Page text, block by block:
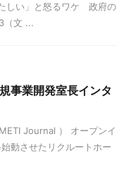
しい」と怒るワケ 政府の
文 ...
事業開発室長インタ
Journal ） オープンイ
動させたリクルートホー